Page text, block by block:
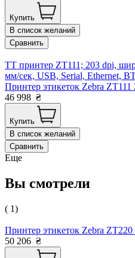
Купить
В список желаний
Сравнить
TT принтер ZT111; 203 dpi,
мм/сек, USB, Serial, Ethernet,
Принтер этикеток Zebra
46 998 ₴
Купить
В список желаний
Сравнить
Еще
Вы смотрели
( 1)
Принтер этикеток Zebra
50 206 ₴